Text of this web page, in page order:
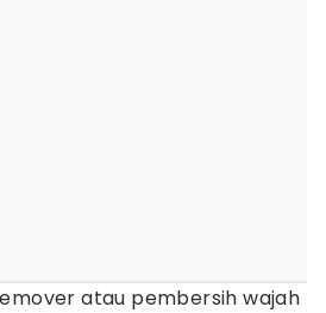
atau pembersih wajah